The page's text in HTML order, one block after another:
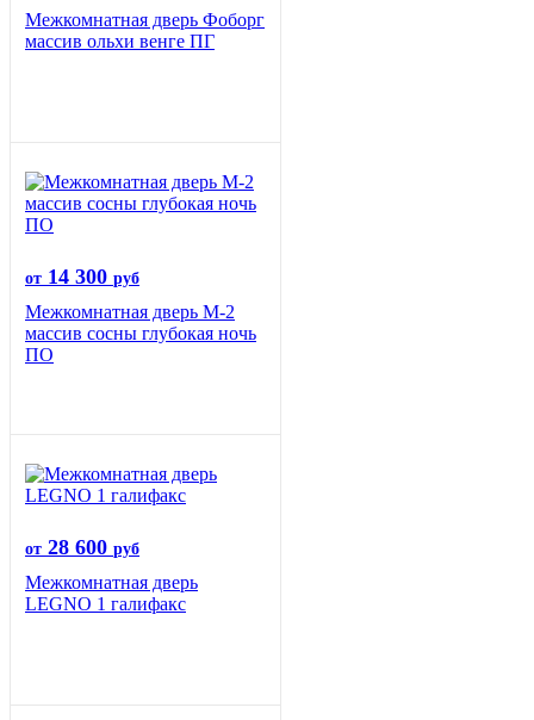
Межкомнатная дверь Фоборг
массив ольхи венге ПГ
от 14 300 руб
Межкомнатная дверь М-2
массив сосны глубокая ночь
ПО
от 28 600 руб
Межкомнатная дверь
LEGNO 1 галифакс